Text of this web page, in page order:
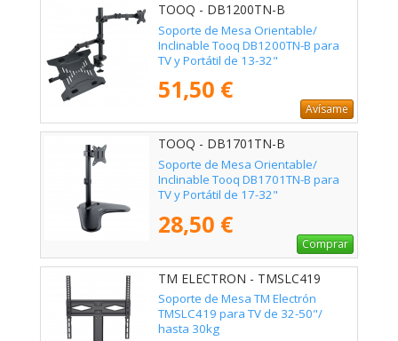
TOOQ - DB1200TN-B
Soporte de Mesa Orientable/
Inclinable Tooq DB1200TN-B para
TV y Portátil de 13-32"
51,50 €
Avísame
TOOQ - DB1701TN-B
Soporte de Mesa Orientable/
Inclinable Tooq DB1701TN-B para
TV y Portátil de 17-32"
28,50 €
Comprar
TM ELECTRON - TMSLC419
Soporte de Mesa TM Electrón
TMSLC419 para TV de 32-50"/
hasta 30kg